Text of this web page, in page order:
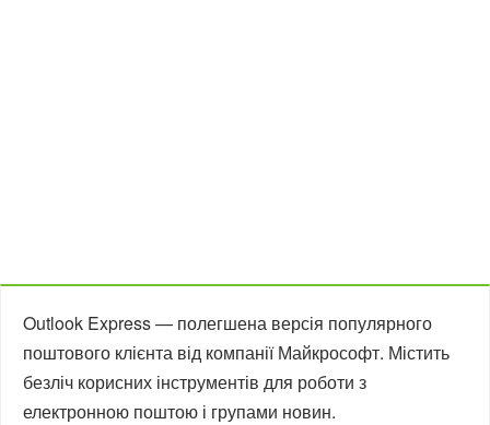
Outlook Express — полегшена версія популярного
поштового клієнта від компанії Майкрософт. Містить
безліч корисних інструментів для роботи з
електронною поштою і групами новин.